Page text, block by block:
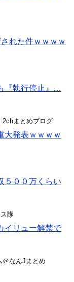
れた件ｗｗｗｗ
『執行停止』…
2chまとめブログ
大発表ｗｗｗｗ
５００万くらい
隊
イリュー解禁で
＠なんJまとめ